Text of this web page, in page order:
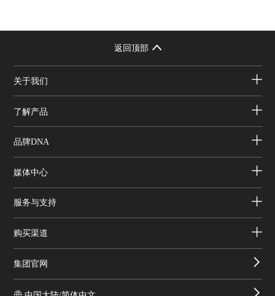
返回顶部
关于我们
了解产品
品牌DNA
媒体中心
服务与支持
购买渠道
集团官网